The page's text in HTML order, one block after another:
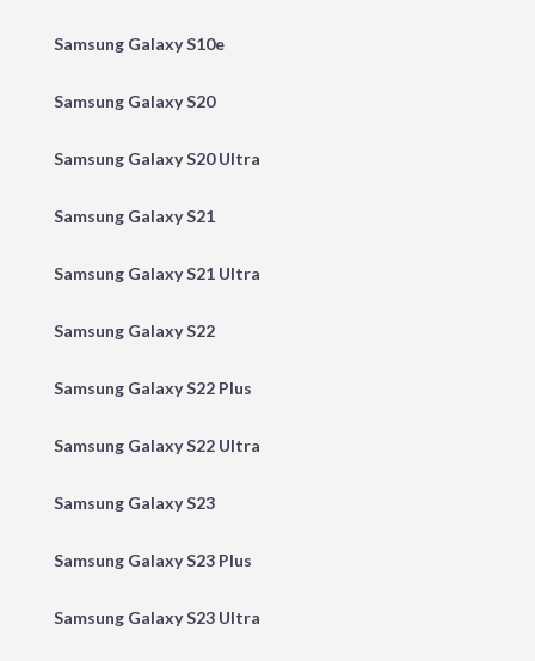
Samsung Galaxy S10e
Samsung Galaxy S20
Samsung Galaxy S20 Ultra
Samsung Galaxy S21
Samsung Galaxy S21 Ultra
Samsung Galaxy S22
Samsung Galaxy S22 Plus
Samsung Galaxy S22 Ultra
Samsung Galaxy S23
Samsung Galaxy S23 Plus
Samsung Galaxy S23 Ultra